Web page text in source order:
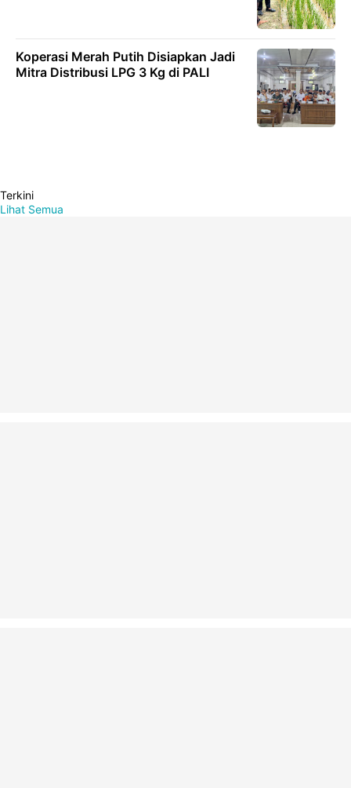
Koperasi Merah Putih Disiapkan Jadi
Mitra Distribusi LPG 3 Kg di PALI
Terkini
Lihat Semua